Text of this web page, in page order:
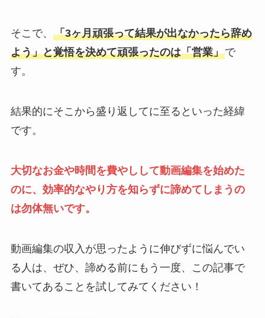
そこで、 「3ヶ月頑張って結果が出なかったら辞め
よう」と覚悟を決めて頑張ったのは「営業」で
す。
結果的にそこから盛り返してに至るといった経緯
です。
大切なお金や時間を費やしして動画編集を始めた
のに、効率的なやり方を知らずに諦めてしまうの
は勿体無いです。
動画編集の収入が思ったように伸びずに悩んでい
る人は、ぜひ、諦める前にもう一度、この記事で
書いてあることを試してみてください！